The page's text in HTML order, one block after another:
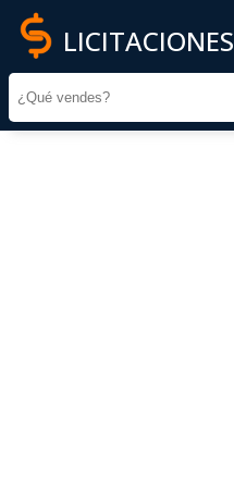
LICITACIONES